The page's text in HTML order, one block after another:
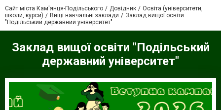
Сайт міста Кам'янця-Подільського Довідник
Освіта (університети,
школи, курси)
Вищі навчальні заклади
Заклад вищої освіти
"Подільський державний університет"
Заклад вищої освіти "Подільський
державний університет"